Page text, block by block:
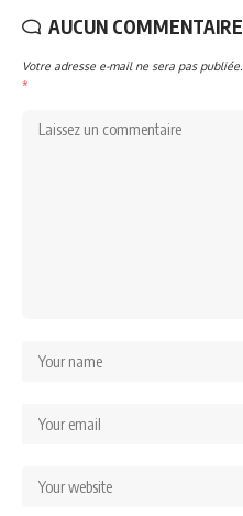
AUCUN COMMENTAIRE
Votre adresse e-mail ne sera pas publiée.
*